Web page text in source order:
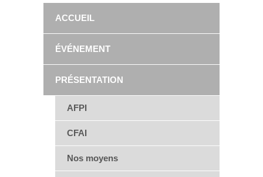
ACCUEIL
ÉVÉNEMENT
PRÉSENTATION
AFPI
CFAI
Nos moyens